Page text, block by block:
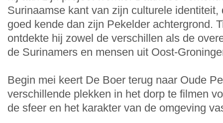
Surinaamse kant van zijn culturele identiteit,
goed kende dan zijn Pekelder achtergrond.
ontdekte hij zowel de verschillen als de
de Surinamers en mensen uit Oost-
Begin mei keert De Boer terug naar Oude
verschillende plekken in het dorp te filmen
de sfeer en het karakter van de omgeving